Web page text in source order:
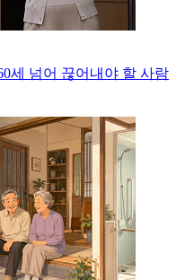
세 넘어 끊어내야 할 사람